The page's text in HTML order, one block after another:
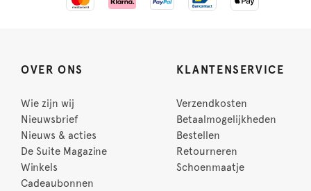
OVER ONS
Wie zijn wij
Nieuwsbrief
Nieuws & acties
De Suite Magazine
Winkels
Cadeaubonnen
KLANTENSERVICE
Verzendkosten
Betaalmogelijkheden
Bestellen
Retourneren
Schoenmaatje